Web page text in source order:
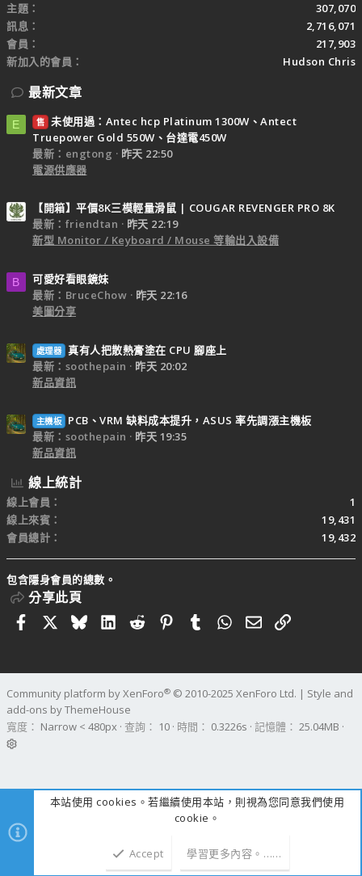
主題
307,070
訊息
2,716,071
會員
217,903
新加入的會員
Hudson Chris
最新文章
E 售 未使用過：Antec hcp Platinum 1300W、Antect
Truepower Gold 550W、台達電450W
最新：engtong
昨天 22:50
電源供應器
【開箱】平價8K三模輕量滑鼠 | COUGAR REVENGER PRO 8K
最新：friendtan
昨天 22:19
新型 Monitor / Keyboard / Mouse 等輸出入設備
B
可愛好看眼鏡妹
最新：BruceChow
昨天 22:16
美圖分享
處理器 真有人把散熱膏塗在 CPU 腳座上
最新：soothepain
昨天 20:02
新品資訊
主機板
PCB、VRM 缺料成本提升，ASUS 率先調漲主機板
最新：soothepain
昨天 19:35
新品資訊
線上統計
線上會員
1
線上來賓
19,431
會員總計
19,432
包含隱身會員的總數。
分享此頁
FacebookBlueskyLinkedIn
RedditPinterestTumblrWhatsApp
電子郵件
連結
Community platform by XenForo® © 2010-2025 XenForo Ltd. | Style and
add-ons by ThemeHouse
寬度
查詢 10 時間 0.3226s 記憶體 25.04MB
本站使用 cookies。若繼續使用本站，則視為您同意我們使用
cookie。
Accept 學習更多內容。……